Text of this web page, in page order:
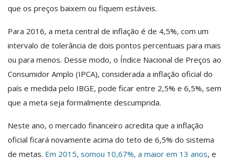
que os preços baixem ou fiquem estáveis.
Para 2016, a meta central de inflação é de 4,5%, com um
intervalo de tolerância de dois pontos percentuais para mais
ou para menos. Desse modo, o Índice Nacional de Preços ao
Consumidor Amplo (IPCA), considerada a inflação oficial do
país e medida pelo IBGE, pode ficar entre 2,5% e 6,5%, sem
que a meta seja formalmente descumprida.
Neste ano, o mercado financeiro acredita que a inflação
oficial ficará novamente acima do teto de 6,5% do sistema
de metas. Em 2015, somou 10,67%, a maior em 13 anos, e